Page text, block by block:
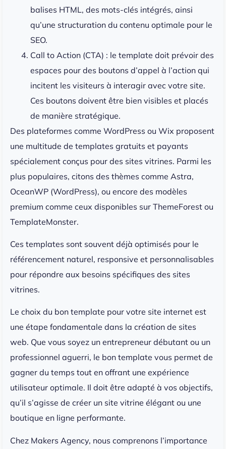
balises HTML, des mots-clés intégrés, ainsi
qu’une structuration du contenu optimale pour le
SEO.
Call to Action (CTA) : le template doit prévoir des
espaces pour des boutons d’appel à l’action qui
incitent les visiteurs à interagir avec votre site.
Ces boutons doivent être bien visibles et placés
de manière stratégique.
Des plateformes comme WordPress ou Wix proposent
une multitude de templates gratuits et payants
spécialement conçus pour des sites vitrines. Parmi les
plus populaires, citons des thèmes comme Astra,
OceanWP (WordPress), ou encore des modèles
premium comme ceux disponibles sur ThemeForest ou
TemplateMonster.
Ces templates sont souvent déjà optimisés pour le
référencement naturel, responsive et personnalisables
pour répondre aux besoins spécifiques des sites
vitrines.
Le choix du bon template pour votre site internet est
une étape fondamentale dans la création de sites
web. Que vous soyez un entrepreneur débutant ou un
professionnel aguerri, le bon template vous permet de
gagner du temps tout en offrant une expérience
utilisateur optimale. Il doit être adapté à vos objectifs,
qu’il s’agisse de créer un site vitrine élégant ou une
boutique en ligne performante.
Chez Makers Agency, nous comprenons l’importance